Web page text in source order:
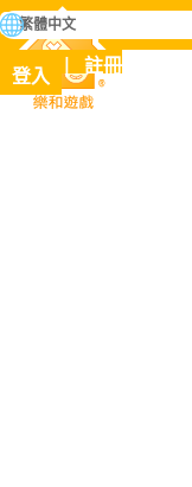
樂和遊戲
掌握人類歷史上所有遊戲
搜
尋
登入 註冊
繁體中文